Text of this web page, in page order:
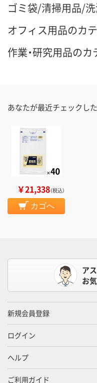
ゴミ袋/清掃用品/
オフィス用品のカ
作業・研究用品のカ
あなたが最近チェックし
￥21,338（税込）
カゴへ
ア
お
新規会員登録
ログイン
ヘルプ
ご利用ガイド